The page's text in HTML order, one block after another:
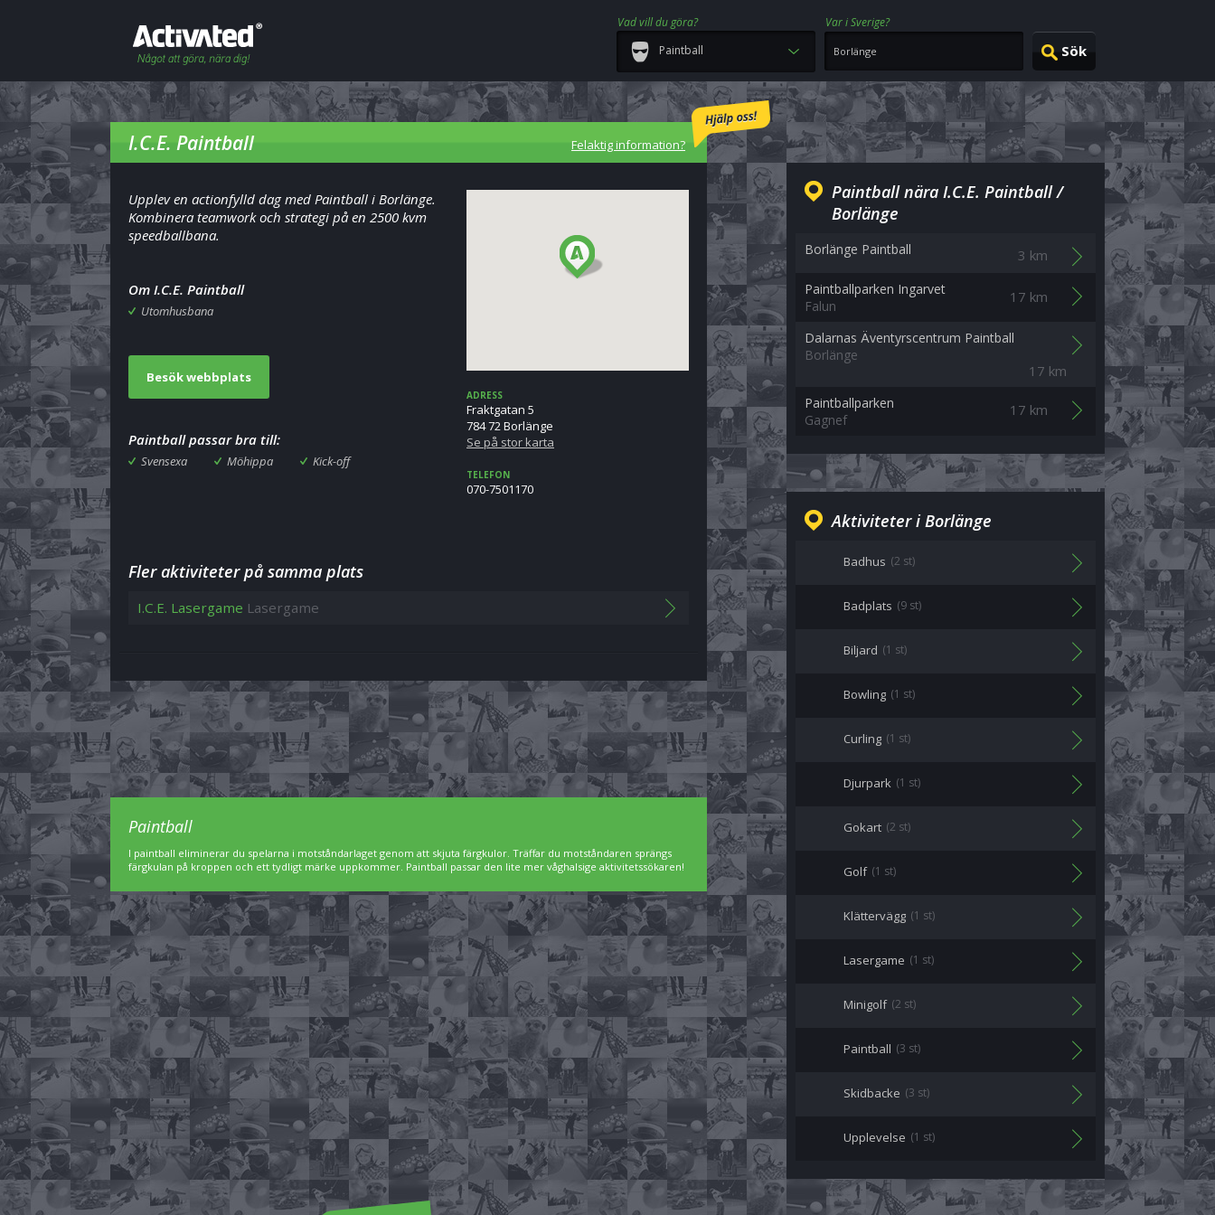
Vad vill du göra?
Var i Sverige?
Paintball
I.C.E. Paintball Felaktig information?
Upplev en actionfylld dag med Paintball i Borlänge.
Kombinera teamwork och strategi på en 2500 kvm
speedballbana.
Om I.C.E. Paintball
Utomhusbana
Besök webbplats
Paintball passar bra till:
Svensexa Möhippa Kick-off
ADRESS
Fraktgatan 5
784 72 Borlänge
Se på stor karta
TELEFON
070-7501170
Fler aktiviteter på samma plats
I.C.E. Lasergame Lasergame
Paintball nära I.C.E. Paintball /
Borlänge
Borlänge Paintball 3 km
Paintballparken Ingarvet
Falun
17 km
Dalarnas Äventyrscentrum Paintball
Borlänge
17 km
Paintballparken
Gagnef
17 km
Aktiviteter i Borlänge
Badhus (2 st)
Badplats (9 st)
Biljard (1 st)
Bowling (1 st)
Curling (1 st)
Djurpark (1 st)
Gokart (2 st)
Golf (1 st)
Klättervägg (1 st)
Lasergame (1 st)
Minigolf (2 st)
Paintball (3 st)
Skidbacke (3 st)
Upplevelse (1 st)
Paintball
I paintball eliminerar du spelarna i motståndarlaget genom att skjuta färgkulor. Träffar du motståndaren sprängs
färgkulan på kroppen och ett tydligt märke uppkommer. Paintball passar den lite mer våghalsige aktivitetssökaren!